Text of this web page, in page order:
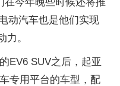
动汽车也是他们实现
力。
EV6 SUV之后，起亚
专用平台的车型，配